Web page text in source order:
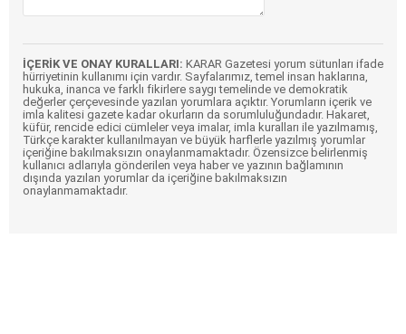
İÇERİK VE ONAY KURALLARI: KARAR Gazetesi yorum sütunları ifade
hürriyetinin kullanımı için vardır. Sayfalarımız, temel insan haklarına,
hukuka, inanca ve farklı fikirlere saygı temelinde ve demokratik
değerler çerçevesinde yazılan yorumlara açıktır. Yorumların içerik ve
imla kalitesi gazete kadar okurların da sorumluluğundadır. Hakaret,
küfür, rencide edici cümleler veya imalar, imla kuralları ile yazılmamış,
Türkçe karakter kullanılmayan ve büyük harflerle yazılmış yorumlar
içeriğine bakılmaksızın onaylanmamaktadır. Özensizce belirlenmiş
kullanıcı adlarıyla gönderilen veya haber ve yazının bağlamının
dışında yazılan yorumlar da içeriğine bakılmaksızın
onaylanmamaktadır.